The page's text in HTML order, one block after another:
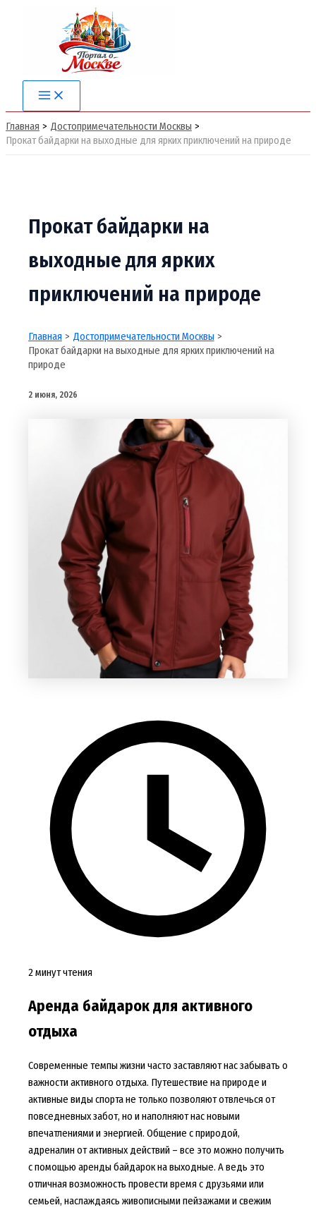
содержимому
Main
Menu
Главная
Достопримечательности Москвы
Прокат байдарки на выходные для ярких приключений на природе
Прокат байдарки на
выходные для ярких
приключений на природе
Главная
Достопримечательности Москвы
Прокат байдарки на выходные для ярких приключений на
природе
2 июня, 2026
2 минут чтения
Аренда байдарок для активного
отдыха
Современные темпы жизни часто заставляют нас забывать о
важности активного отдыха. Путешествие на природе и
активные виды спорта не только позволяют отвлечься от
повседневных забот, но и наполняют нас новыми
впечатлениями и энергией. Общение с природой,
адреналин от активных действий – все это можно получить
с помощью аренды байдарок на выходные. А ведь это
отличная возможность провести время с друзьями или
семьей, наслаждаясь живописными пейзажами и свежим